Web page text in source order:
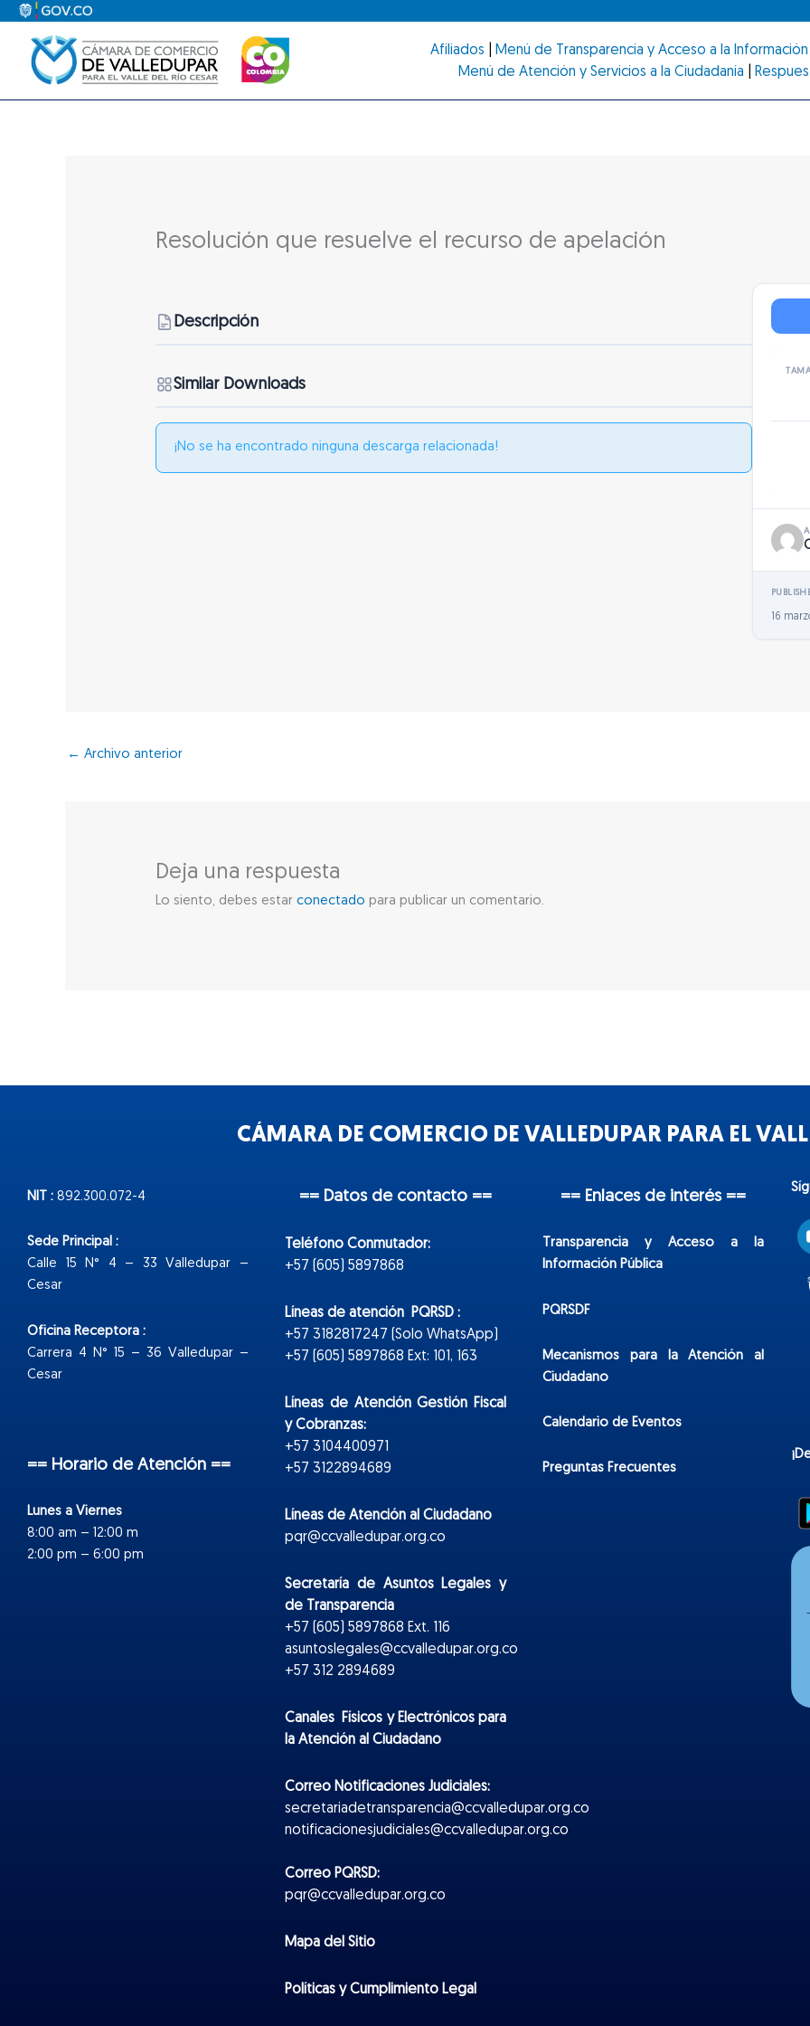
contenido
Afiliados Menú de Transparencia y Acceso a la Información
Menú de Atención y Servicios a la Ciudadanía
Resolución que resuelve el recurso de apelación
Descripción
Similar Downloads
¡No se ha encontrado ninguna descarga relacionada!
16
← Archivo anterior
Deja una respuesta
Lo siento, debes estarconectado para publicar un comentario.
CÁMARA DE COMERCIO DE VALLEDUPAR PARA EL
NIT : 892.300.072-4
Sede Principal :
Calle 15 N° 4 – 33 Valledupar –
Cesar
Oficina Receptora :
Carrera 4 N° 15 – 36 Valledupar –
Cesar
== Horario de Atención ==
Lunes a Viernes
8:00 am – 12:00 m
2:00 pm – 6:00 pm
== Datos de contacto ==
Teléfono Conmutador:
+57 (605) 5897868
Líneas de atención PQRSD :
+57 3182817247 (Solo WhatsApp)
+57 (605) 5897868 Ext: 101, 163
Líneas de Atención Gestión Fiscal
y Cobranzas:
+57 3104400971
+57 3122894689
Líneas de Atención al Ciudadano
pqr@ccvalledupar.org.co
Secretaría de Asuntos Legales y
de Transparencia
+57 (605) 5897868 Ext. 116
asuntoslegales@ccvalledupar.org.co
+57 312 2894689
Canales Físicos yElectrónicospara
la Atención al Ciudadano
Correo Notificaciones Judiciales:
secretariadetransparencia@ccvalledupar.org.co
notificacionesjudiciales@ccvalledupar.org.co
Correo PQRSD:
pqr@ccvalledupar.org.co
Mapa del Sitio
Políticas y Cumplimiento Legal
== Enlaces de interés ==
Transparencia y Acceso a la
Información Pública
PQRSDF
Mecanismos para la Atención al
Ciudadano
Calendario de Eventos
Preguntas Frecuentes